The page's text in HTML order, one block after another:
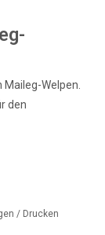
Welpen.
den
kann
/ Drucken